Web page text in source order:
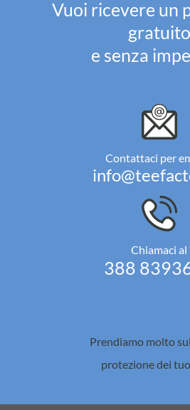
Vuoi ricevere un
gratuito
e senza
Contattaci per
Chiamaci al
388
Prendiamo molto
protezione dei